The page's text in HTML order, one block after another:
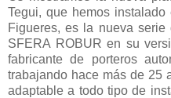
Tegui, que hemos
Figueres, es la nueva
SFERA ROBUR en su
fabricante de porteros
trabajando hace más de 25
adaptable a todo tipo de